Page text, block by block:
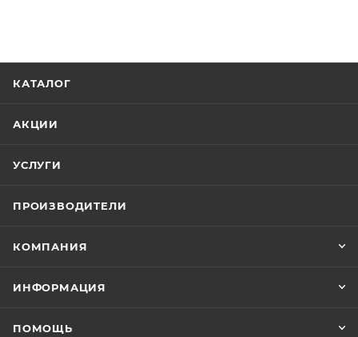
КАТАЛОГ
АКЦИИ
УСЛУГИ
ПРОИЗВОДИТЕЛИ
КОМПАНИЯ
ИНФОРМАЦИЯ
ПОМОЩЬ